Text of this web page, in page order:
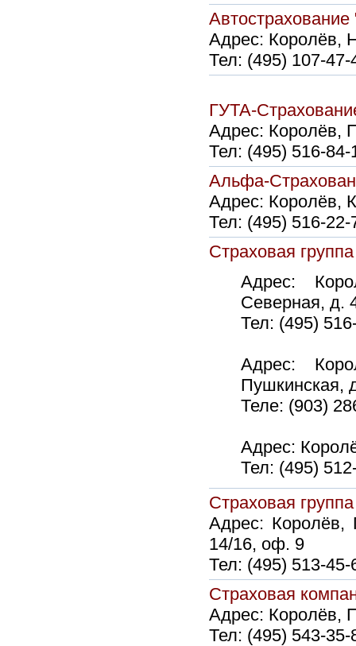
Адрес: Королёв,
Тел: (495) 107-47-
ГУТА-
Адрес: Королёв,
Тел: (495) 516-84-
Альфа-
Адрес: Королёв,
Тел: (495) 516-22-
Страховая
Адрес:
Северная, д.
Тел: (495)
Адрес:
Пушкинская,
Теле: (903)
Адрес:
Тел: (495)
Страховая
Адрес: Королёв,
14/16, оф. 9
Тел: (495) 513-
Страховая
Адрес: Королёв,
Тел: (495) 543-